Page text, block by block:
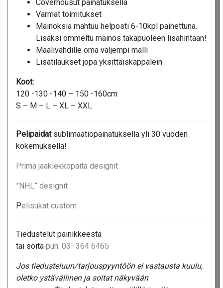
Coverhousut painatuksella
Varmat toimitukset
Mainoksia mahtuu helposti 6-10kpl painettuna.
Lisäksi ommeltu mainos takapuoleen lisähintaan!
Maalivahdille oma väljempi malli
Lisätilaukset jopa yksittäiskappalein
Koot:
120 -130 -140 – 150 -160cm
S – M – L – XL – XXL
Pelipaidatsublimaatiopainatuksella yli 30 vuoden
kokemuksella!
Prima jääkiekkopaita designit
”NHL” designit
Pelisukat custom
Tiedustelut painikkeesta
tai soita puh. 03- 364 6465
Jos tiedusteluun/tarjouspyyntöön ei vastausta kuulu,
oletko ystävällinen ja soitat näkyvään